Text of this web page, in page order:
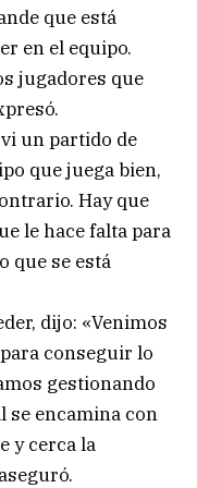
que está
en el equipo.
jugadores que
un partido de
que juega bien,
Hay que
le hace falta para
que se está
dijo: «Venimos
conseguir lo
gestionando
se encamina con
y cerca la